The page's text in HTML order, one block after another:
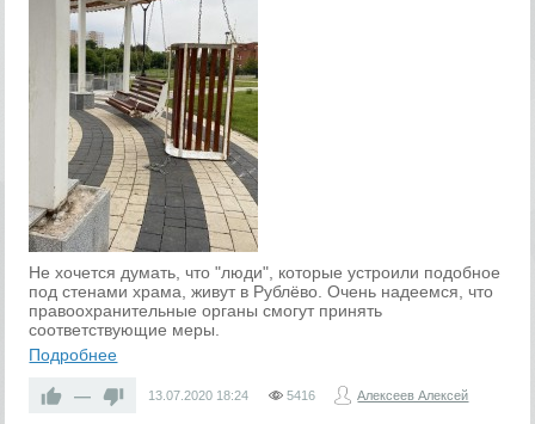
Не хочется думать, что "люди", которые устроили подобное
под стенами храма, живут в Рублёво. Очень надеемся, что
правоохранительные органы смогут принять
соответствующие меры.
Подробнее
— 13.07.2020 18:24 5416 Алексеев Алексей